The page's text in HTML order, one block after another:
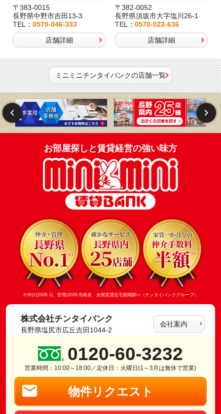
〒383-0015
長野県中野市吉田13-3
TEL： 0570-046-333
店舗詳細
〒382-0052
長野県須坂市大字塩川26-1
TEL：0570-023-636
店舗詳細
ミニミニチンタイバンクの店舗一覧
お部屋探しと賃貸経営の強い味方
※仲介(2026.1)、管理(2026.8)発表 全国賃貸住宅新聞調べ（チンタイバンクグループ）
株式会社チンタイバンク
長野県塩尻市広丘吉田1044-2
会社案内
0120-60-3232
営業時間：10:00～18:00／定休日：火曜日(1～3月は無休で営業)
物件リクエスト